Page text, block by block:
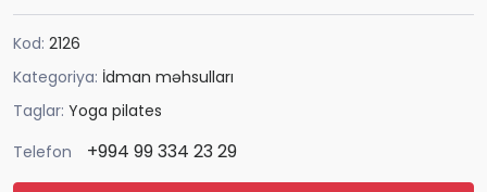
Kod: 2126
Kategoriya: İdman məhsulları
Taglar: Yoga pilates
Telefon
+994 99 334 23 29